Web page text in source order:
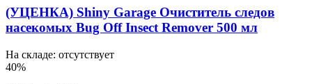
(УЦЕНКА) Shiny Garage Очиститель следов
насекомых Bug Off Insect Remover 500 мл
На складе: отсутствует
40%